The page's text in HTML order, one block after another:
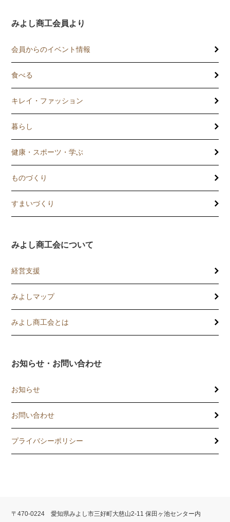
みよし商工会員より
会員からのイベント情報
食べる
キレイ・ファッション
暮らし
健康・スポーツ・学ぶ
ものづくり
すまいづくり
みよし商工会について
経営支援
講習会
記帳相談指導
みよしマップ
みよし商工会とは
お知らせ・お問い合わせ
お知らせ
お問い合わせ
プライバシーポリシー
〒470-0224 愛知県みよし市三好町大慈山2-11 保田ヶ池センター内